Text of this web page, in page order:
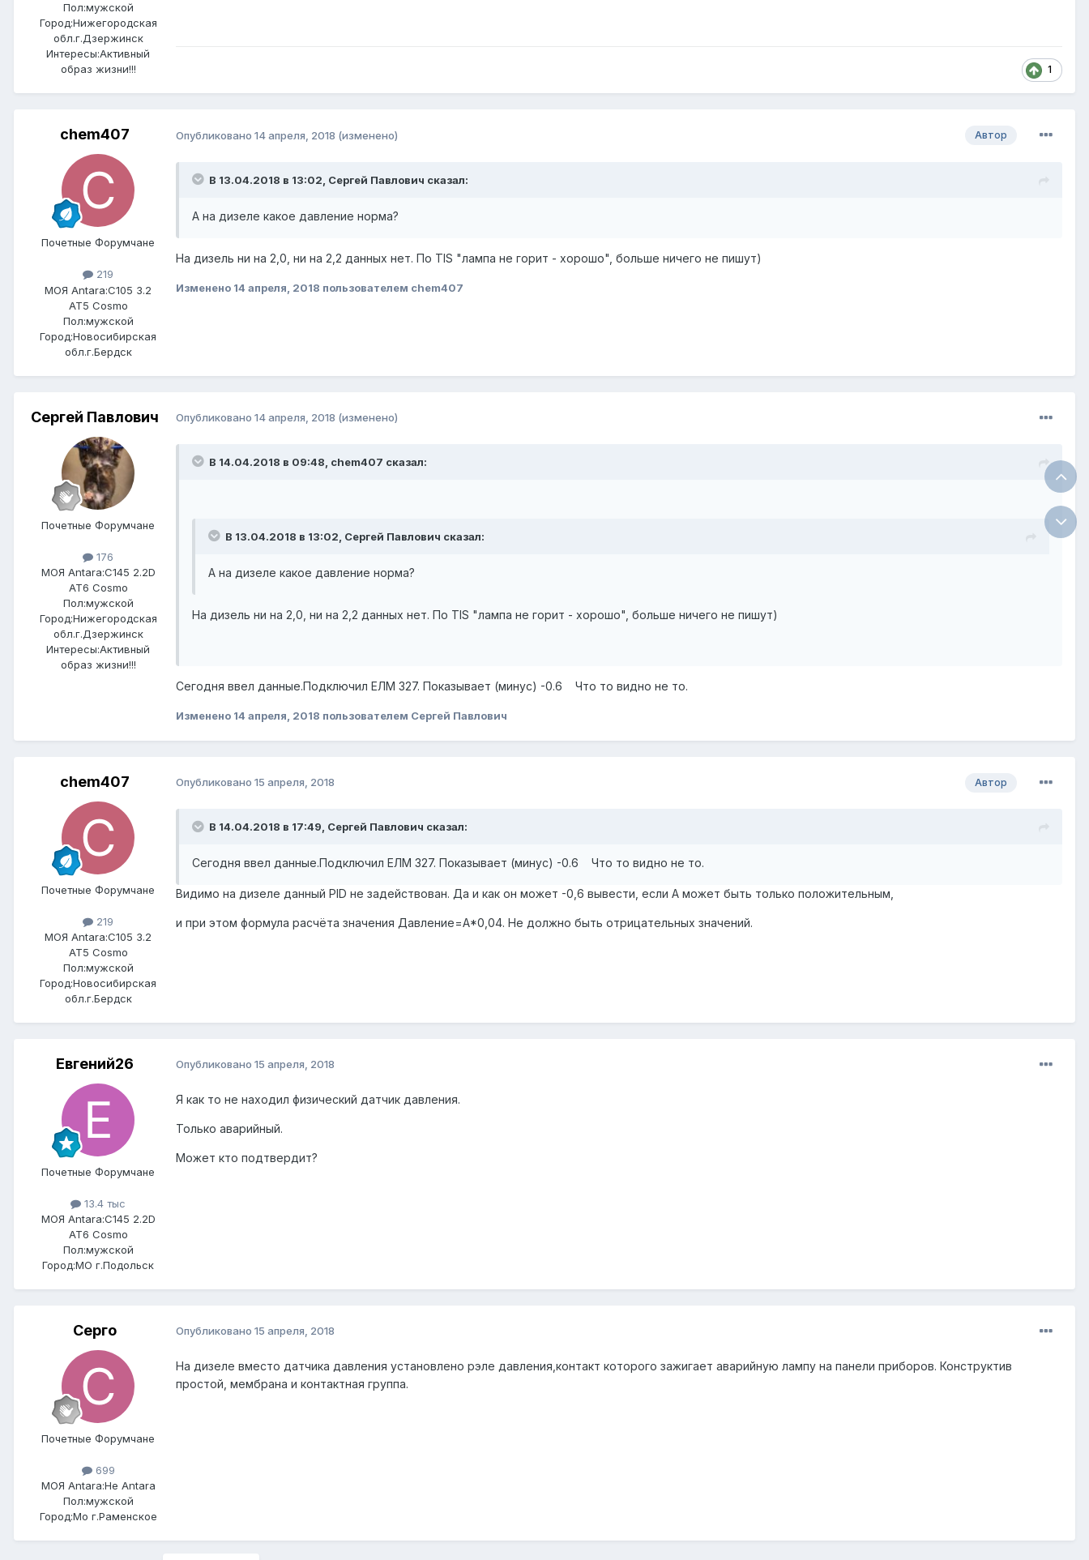
Пол:мужской
Город:Нижегородская
обл.г.Дзержинск
Интересы:Активный
образ жизни!!!
1
chem407
Почетные Форумчане
219
МОЯ Antara:C105 3.2
AT5 Cosmo
Пол:мужской
Город:Новосибирская
обл.г.Бердск
Автор
Опубликовано 14 апреля, 2018 (изменено)
В 13.04.2018 в 13:02, Сергей Павлович сказал:
А на дизеле какое давление норма?
На дизель ни на 2,0, ни на 2,2 данных нет. По TIS "лампа не горит - хорошо", больше ничего не пишут)
Изменено 14 апреля, 2018 пользователем chem407
Сергей Павлович
Почетные Форумчане
176
МОЯ Antara:C145 2.2D
AT6 Cosmo
Пол:мужской
Город:Нижегородская
обл.г.Дзержинск
Интересы:Активный
образ жизни!!!
Опубликовано 14 апреля, 2018 (изменено)
В 14.04.2018 в 09:48, chem407 сказал:
В 13.04.2018 в 13:02, Сергей Павлович сказал:
А на дизеле какое давление норма?
На дизель ни на 2,0, ни на 2,2 данных нет. По TIS "лампа не горит - хорошо", больше ничего не пишут)
Сегодня ввел данные.Подключил ЕЛМ 327. Показывает (минус) -0.6 Что то видно не то.
Изменено 14 апреля, 2018 пользователем Сергей Павлович
chem407
Почетные Форумчане
219
МОЯ Antara:C105 3.2
AT5 Cosmo
Пол:мужской
Город:Новосибирская
обл.г.Бердск
Автор
Опубликовано 15 апреля, 2018
В 14.04.2018 в 17:49, Сергей Павлович сказал:
Сегодня ввел данные.Подключил ЕЛМ 327. Показывает (минус) -0.6 Что то видно не то.
Видимо на дизеле данный PID не задействован. Да и как он может -0,6 вывести, если А может быть только положительным,
и при этом формула расчёта значения Давление=А*0,04. Не должно быть отрицательных значений.
Евгений26
Почетные Форумчане
13.4 тыс
МОЯ Antara:C145 2.2D
AT6 Cosmo
Пол:мужской
Город:МО г.Подольск
Опубликовано 15 апреля, 2018
Я как то не находил физический датчик давления.
Только аварийный.
Может кто подтвердит?
Серго
Почетные Форумчане
699
МОЯ Antara:Не Antara
Пол:мужской
Город:Мо г.Раменское
Опубликовано 15 апреля, 2018
На дизеле вместо датчика давления установлено рэле давления,контакт которого зажигает аварийную лампу на панели приборов. Конструктив
простой, мембрана и контактная группа.